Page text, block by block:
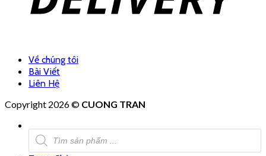
Về chúng tôi
Bài Viết
Liên Hệ
Copyright 2026 © CUONG TRAN
Tìm
kiếm
sản